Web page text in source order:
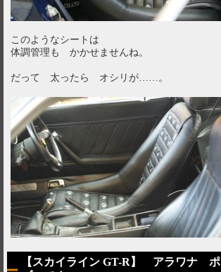
このようなシートは
体調管理も かかせませんね。
だって 太ったら オシリが……。
【スカイライン GT-R】 アラワナ ポ